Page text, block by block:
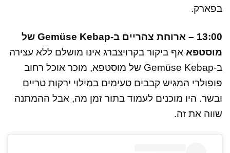
בפארק.
13:00 – ארוחת צהריים ב-Gemüse Kebap של
מוסטפא אף ביקור בקרויצברג אינו מושלם ללא עצירה
ב-Gemüse Kebap של מוסטפא, מוכר אוכל רחוב
פופולרי המגיש קבבים טעימים במילוי ירקות טריים
ובשר. היו מוכנים לעמוד בתור זמן מה, אבל ההמתנה
שווה את זה.